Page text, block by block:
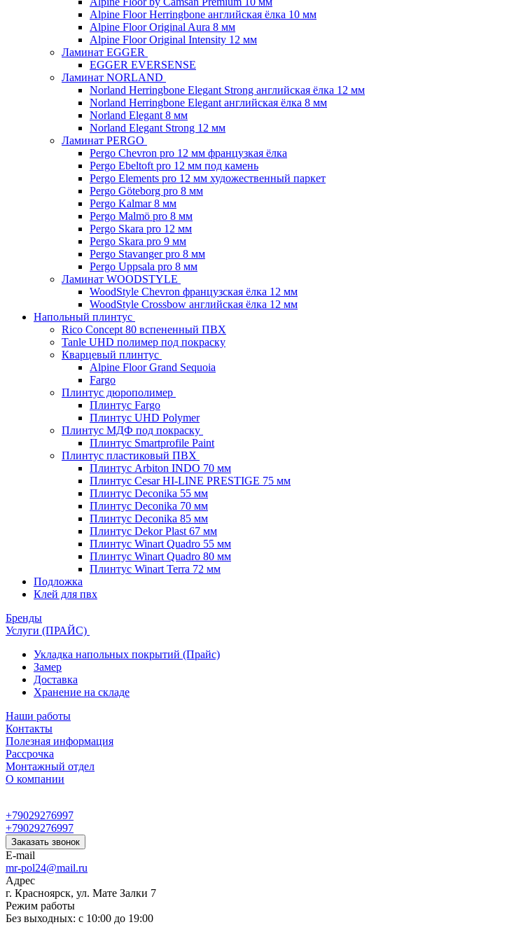
Alpine Floor Herringbone английская ёлка 10 мм
Alpine Floor Original Aura 8 мм
Alpine Floor Original Intensity 12 мм
Ламинат EGGER
EGGER EVERSENSE
Ламинат NORLAND
Norland Herringbone Elegant Strong английская ёлка 12 мм
Norland Herringbone Elegant английская ёлка 8 мм
Norland Elegant 8 мм
Norland Elegant Strong 12 мм
Ламинат PERGO
Pergo Chevron pro 12 мм французкая ёлка
Pergo Ebeltoft pro 12 мм под камень
Pergo Elements pro 12 мм художественный паркет
Pergo Göteborg pro 8 мм
Pergo Kalmar 8 мм
Pergo Malmö pro 8 мм
Pergo Skara pro 12 мм
Pergo Skara pro 9 мм
Pergo Stavanger pro 8 мм
Pergo Uppsala pro 8 мм
Ламинат WOODSTYLE
WoodStyle Chevron французская ёлка 12 мм
WoodStyle Crossbow английская ёлка 12 мм
Напольный плинтус
Rico Concept 80 вспененный ПВХ
Tanle UHD полимер под покраску
Кварцевый плинтус
Alpine Floor Grand Sequoia
Fargo
Плинтус дюрополимер
Плинтус Fargo
Плинтус UHD Polymer
Плинтус МДФ под покраску
Плинтус Smartprofile Paint
Плинтус пластиковый ПВХ
Плинтус Arbiton INDO 70 мм
Плинтус Cesar HI-LINE PRESTIGE 75 мм
Плинтус Deconika 55 мм
Плинтус Deconika 70 мм
Плинтус Deconika 85 мм
Плинтус Dekor Plast 67 мм
Плинтус Winart Quadro 55 мм
Плинтус Winart Quadro 80 мм
Плинтус Winart Terra 72 мм
Подложка
Клей для пвх
Бренды
Услуги (ПРАЙС)
Укладка напольных покрытий (Прайс)
Замер
Доставка
Хранение на складе
Наши работы
Контакты
Полезная информация
Рассрочка
Монтажный отдел
О компании
+79029276997
+79029276997
Заказать звонок
E-mail
mr-pol24@mail.ru
Адрес
г. Красноярск, ул. Мате Залки 7
Режим работы
Без выходных: с 10:00 до 19:00